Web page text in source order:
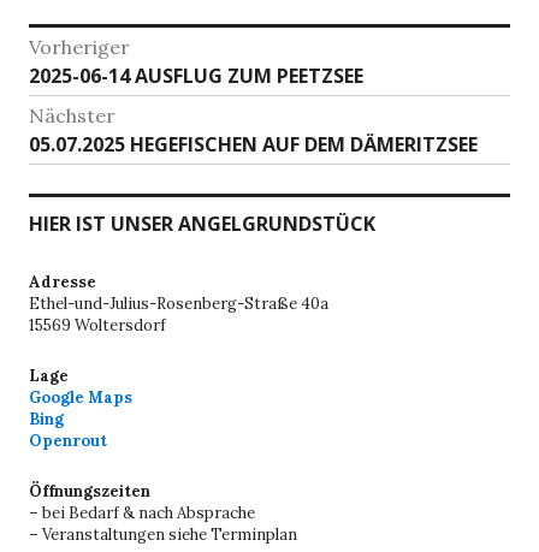
Beitragsnavigation
Vorheriger
Vorheriger
Beitrag:
2025-06-14 AUSFLUG ZUM PEETZSEE
Nächster
Nächster
Beitrag:
05.07.2025 HEGEFISCHEN AUF DEM DÄMERITZSEE
HIER IST UNSER ANGELGRUNDSTÜCK
Adresse
Ethel-und-Julius-Rosenberg-Straße 40a
15569 Woltersdorf
Lage
Google Maps
Bing
Openrout
Öffnungszeiten
– bei Bedarf & nach Absprache
– Veranstaltungen siehe Terminplan